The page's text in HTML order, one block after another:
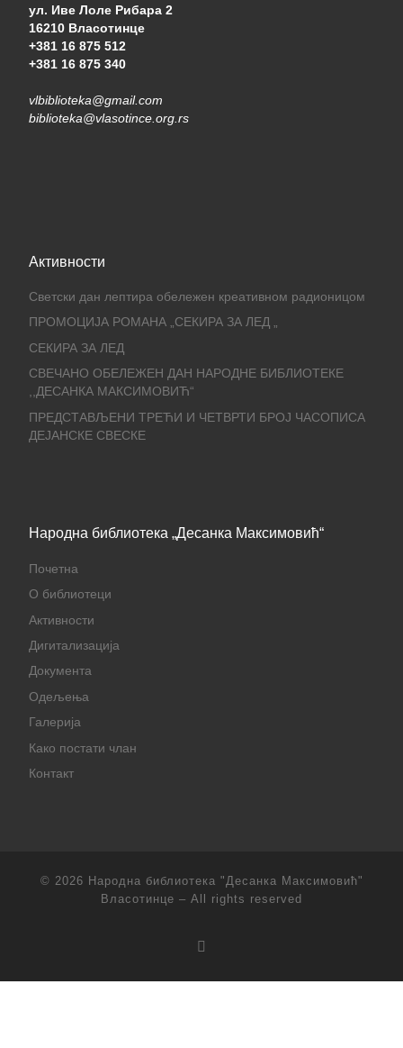
ул. Иве Лоле Рибара 2
16210 Власотинце
+381 16 875 512
+381 16 875 340
vlbiblioteka@gmail.com
biblioteka@vlasotince.org.rs
Активности
Светски дан лептира обележен креативном радионицом
ПРОМОЦИЈА РОМАНА „СЕКИРА ЗА ЛЕД „
СЕКИРА ЗА ЛЕД
СВЕЧАНО ОБЕЛЕЖЕН ДАН НАРОДНЕ БИБЛИОТЕКЕ
,,ДЕСАНКА МАКСИМОВИЋ“
ПРЕДСТАВЉЕНИ ТРЕЋИ И ЧЕТВРТИ БРОЈ ЧАСОПИСА
ДЕЈАНСКЕ СВЕСКЕ
Народна библиотека „Десанка Максимовић“
Почетна
О библиотеци
Активности
Дигитализација
Документа
Одељења
Галерија
Како постати члан
Контакт
© 2026 Народна библиотека "Десанка Максимовић"
Власотинце – All rights reserved